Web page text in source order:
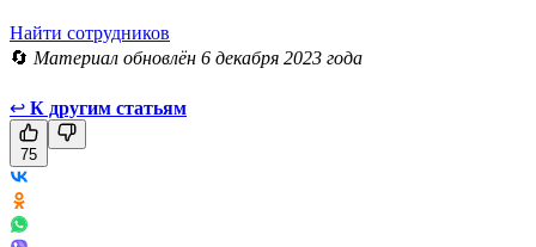
Найти сотрудников
🔄 Материал обновлён 6 декабря 2023 года
↩ К другим статьям
75